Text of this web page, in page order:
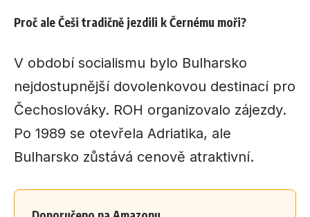
Proč ale Češi tradičně jezdili k Černému moři?
V období socialismu bylo Bulharsko
nejdostupnější dovolenkovou destinací pro
Čechoslováky. ROH organizovalo zájezdy.
Po 1989 se otevřela Adriatika, ale
Bulharsko zůstává cenově atraktivní.